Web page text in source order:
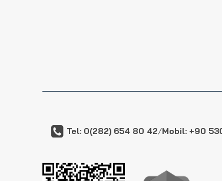
Tel: 0(282) 654 80 42/Mobil: +90